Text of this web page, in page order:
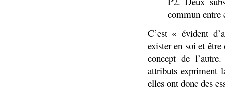
commun entre
C’est « évident
exister en soi et être
concept de
attributs expriment
elles ont donc des